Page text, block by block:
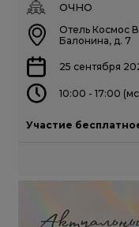
ОЧНО
Отель Космос
Балонина, д. 7
25 сентября
10:00 - 17:00
Участие